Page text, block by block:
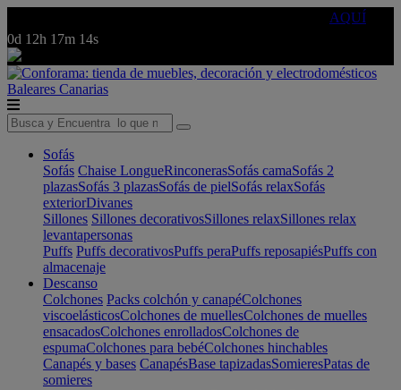
AQUÍ
0d 12h 17m 14s
Baleares Canarias
Sofás
Sofás Chaise LongueRinconerasSofás camaSofás 2
plazasSofás 3 plazasSofás de pielSofás relaxSofás
exteriorDivanes
Sillones Sillones decorativosSillones relaxSillones relax
levantapersonas
Puffs Puffs decorativosPuffs peraPuffs reposapiésPuffs con
almacenaje
Descanso
Colchones Packs colchón y canapéColchones
viscoelásticosColchones de muellesColchones de muelles
ensacadosColchones enrolladosColchones de
espumaColchones para bebéColchones hinchables
Canapés y bases CanapésBase tapizadasSomieresPatas de
somieres